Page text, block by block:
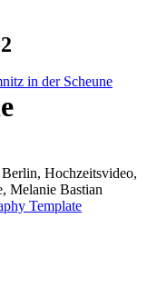
in der Scheune
Hochzeitsvideo,
Melanie Bastian
Template